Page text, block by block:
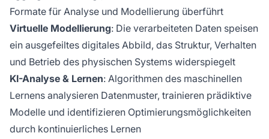
Formate für Analyse und Modellierung überführt
Virtuelle Modellierung: Die verarbeiteten Daten speisen
ein ausgefeiltes digitales Abbild, das Struktur, Verhalten
und Betrieb des physischen Systems widerspiegelt
KI-Analyse & Lernen: Algorithmen des maschinellen
Lernens analysieren Datenmuster, trainieren prädiktive
Modelle und identifizieren Optimierungsmöglichkeiten
durch kontinuierliches Lernen